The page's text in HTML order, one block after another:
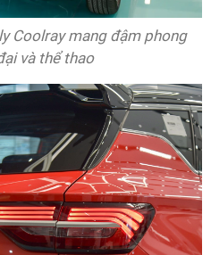
Coolray mang đậm phong
và thể thao